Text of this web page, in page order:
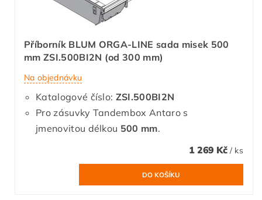
Příborník BLUM ORGA-LINE sada misek 500
mm ZSI.500BI2N (od 300 mm)
Na objednávku
Katalogové číslo: ZSI.500BI2N
Pro zásuvky Tandembox Antaro s
jmenovitou délkou 500 mm.
1 269 Kč / ks